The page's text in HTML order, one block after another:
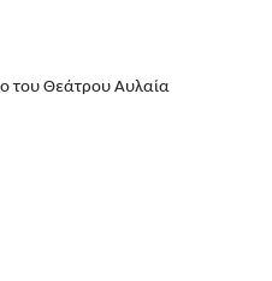
του Θεάτρου Αυλαία